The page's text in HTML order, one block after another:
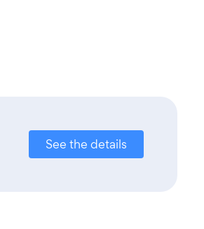
See the details